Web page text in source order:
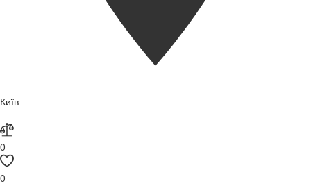
Київ
0
0